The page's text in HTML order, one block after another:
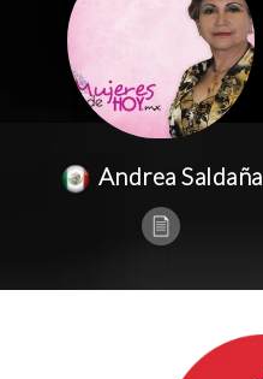
Andrea Saldaña